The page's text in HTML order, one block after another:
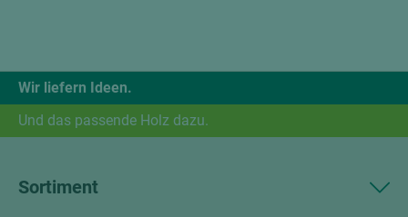
Wir liefern Ideen.
Und das passende Holz dazu.
Sortiment